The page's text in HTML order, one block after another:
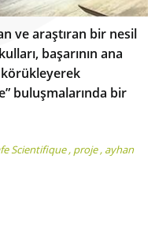
ve araştıran bir nesil
başarının ana
buluşmalarında bir
Scientifique, proje, ayhan